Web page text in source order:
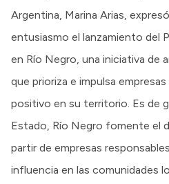
Argentina, Marina Arias,
entusiasmo el lanzamiento del
en Río Negro, una iniciativa de
que prioriza e impulsa
positivo en su territorio. Es de
Estado, Río Negro fomente el
partir de empresas
influencia en las comunidades